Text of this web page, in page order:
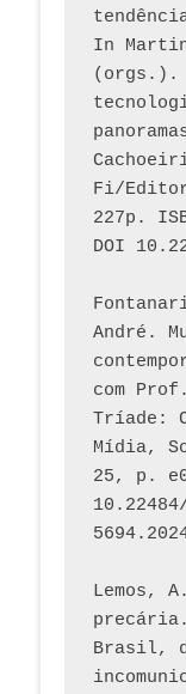
In
(orgs.).
Fi/
227p.
DOI
André.
com
Tríade:
Mídia,
25, p.
Lemos,
Brasil,